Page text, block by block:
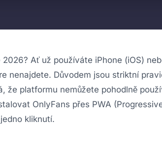
Ať už používáte iPhone (iOS)
nenajdete. Důvodem jsou striktní
že platformu nemůžete pohodlně
OnlyFans přes PWA
kliknutí.